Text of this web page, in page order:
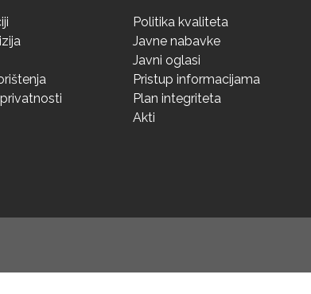
Politika kvaliteta
Javne nabavke
Javni oglasi
Pristup informacijama
Plan integriteta
Akti